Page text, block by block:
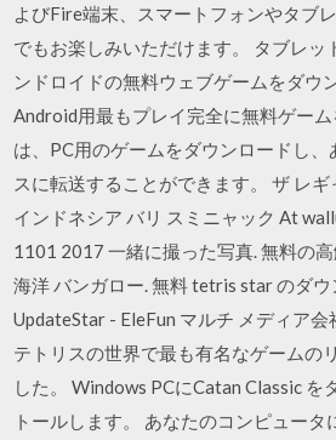
よびFire端末、スマートフォンやタブ
でもお楽しみいただけます。 タブレッ
ンドロイドの無料ウェブゲームをダウ
Android用最もプレイ完全に無料ゲー
は、PC用のゲームをダウンロードし
スに転送することができます。 ザ レギ
インドネシア バリ スミニャック At
1101 2017 一緒に撮った写真. 無料の
海洋 バンガロー. 無料 tetris star のダ
UpdateStar - EleFun マルチ メディア
テトリスの世界で最も有名なゲームの
した。 Windows PCにCatan Classic を
トールします。 あなたのコンピュータ